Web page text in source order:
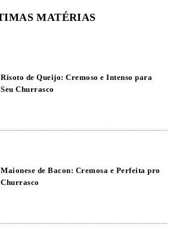
Risoto de Queijo: Cremoso e Intenso para
Seu Churrasco
Maionese de Bacon: Cremosa e Perfeita pro
Churrasco